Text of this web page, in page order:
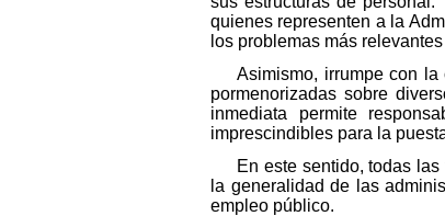
quienes representen a la
los problemas más
Asimismo, irrumpe con
pormenorizadas sobre
inmediata permite
imprescindibles para la
En este sentido, todas
la generalidad de las
empleo público.